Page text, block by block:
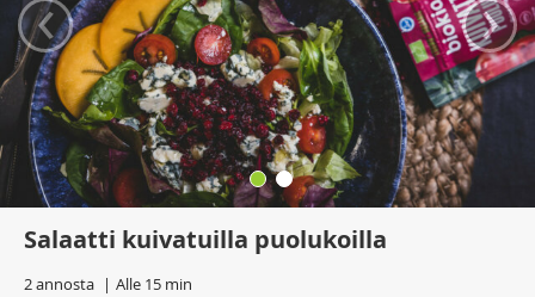
Salaatti kuivatuilla puolukoilla
2 annosta Alle 15 min